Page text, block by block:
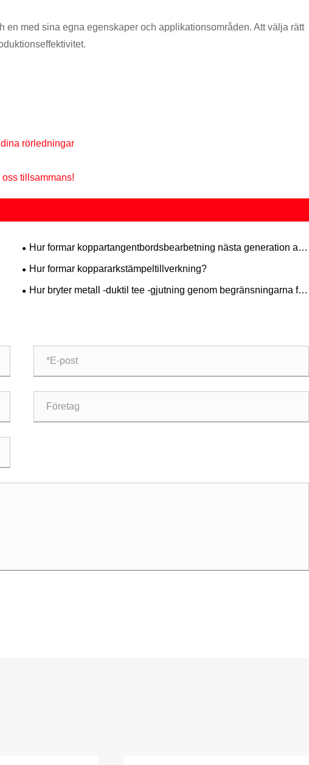
med sina egna egenskaper och applikationsområden. Att välja rätt
rörledningar
tillsammans!
Hur formar koppartangentbordsbearbetning nästa generation av
mekaniska tangentbord?
Hur formar koppararkstämpeltillverkning?
Hur bryter metall -duktil tee -gjutning genom begränsningarna för